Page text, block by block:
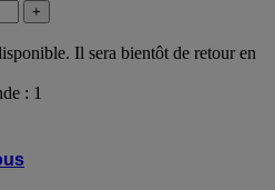
+
Il sera bientôt de retour en
: 1